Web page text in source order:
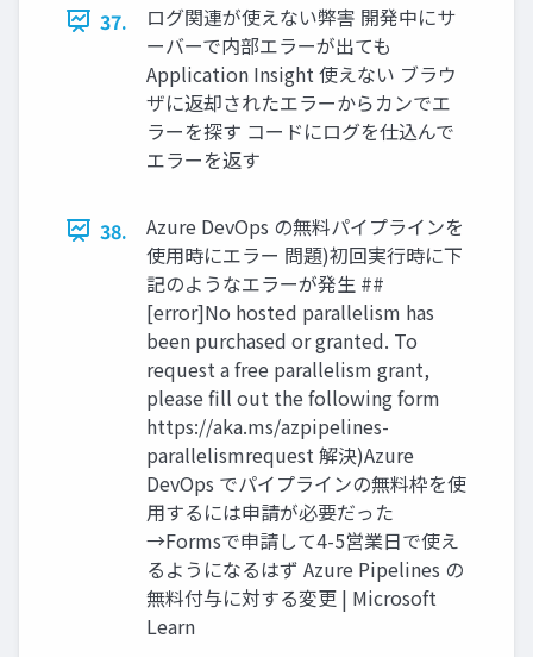
37.
ログ関連が使えない弊害 開発中にサ
ーバーで内部エラーが出ても
Application Insight 使えない ブラウ
ザに返却されたエラーからカンでエ
ラーを探す コードにログを仕込んで
エラーを返す
38.
Azure DevOps の無料パイプラインを
使用時にエラー 問題)初回実行時に下
記のようなエラーが発生 ##
[error]No hosted parallelism has
been purchased or granted. To
request a free parallelism grant,
please fill out the following form
https://aka.ms/azpipelines-
parallelismrequest 解決)Azure
DevOps でパイプラインの無料枠を使
用するには申請が必要だった
→Formsで申請して4-5営業日で使え
るようになるはず Azure Pipelines の
無料付与に対する変更 | Microsoft
Learn